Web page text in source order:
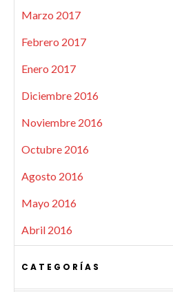
Marzo 2017
Febrero 2017
Enero 2017
Diciembre 2016
Noviembre 2016
Octubre 2016
Agosto 2016
Mayo 2016
Abril 2016
CATEGORÍAS